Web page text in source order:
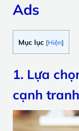
Ads
Mục lục [Hiện]
1. Lựa
cạnh tranh